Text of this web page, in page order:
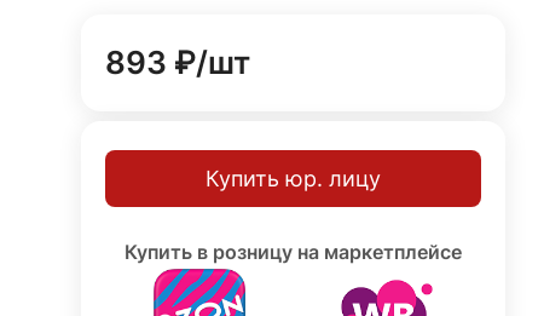
893 ₽/шт
Купить юр. лицу
Купить в розницу на маркетплейсе